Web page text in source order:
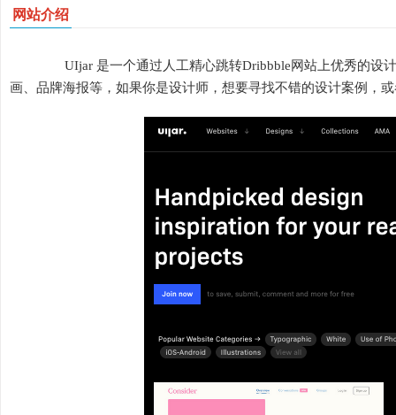
网站介绍
UIjar 是一个通过人工精心跳转Dribbble网站上优秀的设计
画、品牌海报等，如果你是设计师，想要寻找不错的设计案例，